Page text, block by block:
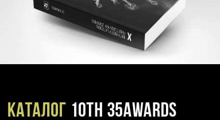
Каталог 10TH 35AWARDS